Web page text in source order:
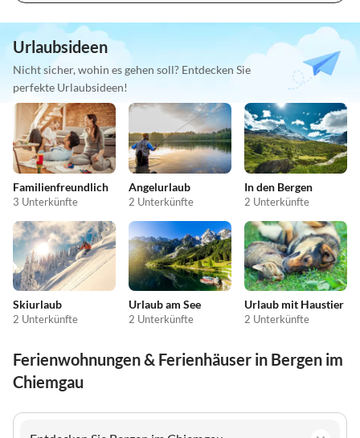
Urlaubsideen
Nicht sicher, wohin es gehen soll? Entdecken Sie
perfekte Urlaubsideen!
Familienfreundlich
3 Unterkünfte
Angelurlaub
2 Unterkünfte
In den Bergen
2 Unterkünfte
Skiurlaub
2 Unterkünfte
Urlaub am See
2 Unterkünfte
Urlaub mit Haustier
2 Unterkünfte
Ferienwohnungen & Ferienhäuser in Bergen im
Chiemgau